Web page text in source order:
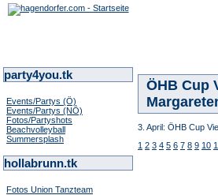
party4you.tk
Events/Partys (Ö)
Events/Partys (NÖ)
Fotos/Partyshots
Beachvolleyball
Summersplash
hollabrunn.tk
Fotos Union Tanzteam
ÖHB Cup
3. April: ÖHB Cup
1 2 3 4 5 6 7 8 9 10